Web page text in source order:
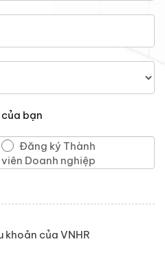
bạn
Đăng ký Thành
viên Doanh nghiệp
của VNHR